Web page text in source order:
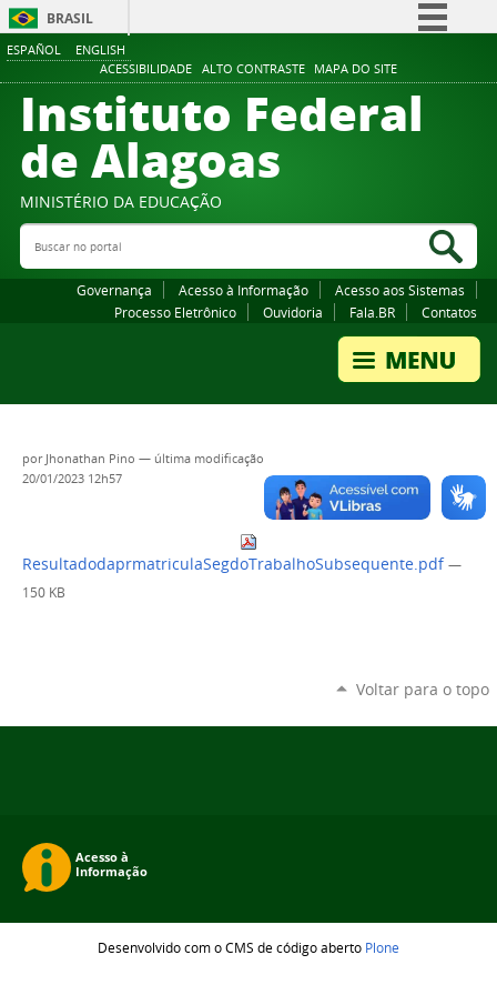
ESPAÑOL ENGLISH
ACESSIBILIDADE ALTO CONTRASTE MAPA DO SITE
BRASIL
Comunica BR
Participe
Canais
Instituto Federal
de Alagoas
MINISTÉRIO DA EDUCAÇÃO
Buscar no portal
Governança Acesso à Informação
Acesso aos Sistemas
Processo Eletrônico
Ouvidoria Fala.BR Contatos
por Jhonathan Pino — última modificação
20/01/2023 12h57
ResultadodaprmatriculaSegdoTrabalhoSubsequente.pdf —
150 KB
Voltar para o topo
Desenvolvido com o CMS de código aberto Plone